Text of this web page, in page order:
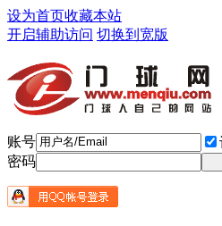
设为首页收藏本站
开启辅助访问 切换到宽版
账号
密码